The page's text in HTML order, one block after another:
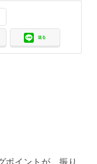
送る